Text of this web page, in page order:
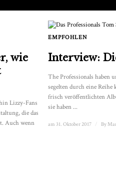
wie
Lizzy-Fans
die das
Auch wenn
EMPFOHLEN
Interview:
The Professionals haben
segelten durch eine
frisch veröffentlichten
sie haben ...
am 31. Oktober 2017 By